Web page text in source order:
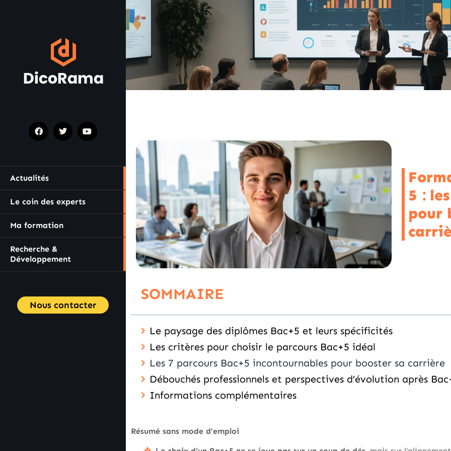
Actualités
Le coin des experts
Ma formation
Recherche &
Développement
Nous contacter
5 :
pour
SOMMAIRE
Le paysage des diplômes Bac+5 et leurs spécificités
Les critères pour choisir le parcours Bac+5 idéal
Les 7 parcours Bac+5 incontournables pour booster sa carrière
Débouchés professionnels et perspectives d’évolution après
Informations complémentaires
Résumé sans mode d’emploi